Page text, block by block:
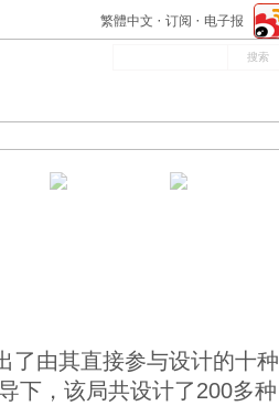
繁體中文 订阅 电子报
了由其直接参与设计的十种
下，该局共设计了200多种